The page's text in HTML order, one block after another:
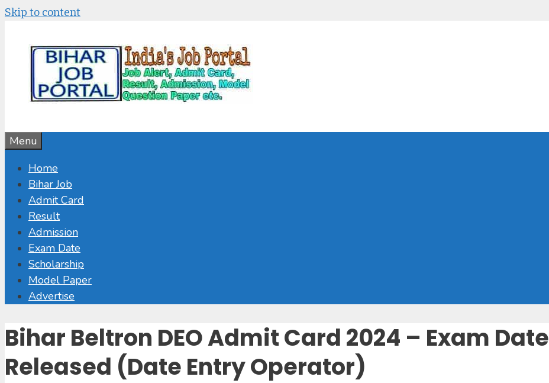
Skip to content
Menu
Home
Bihar Job
Admit Card
Result
Admission
Exam Date
Scholarship
Model Paper
Advertise
Bihar Beltron DEO Admit Card 2024 – Exam Date
Released (Date Entry Operator)